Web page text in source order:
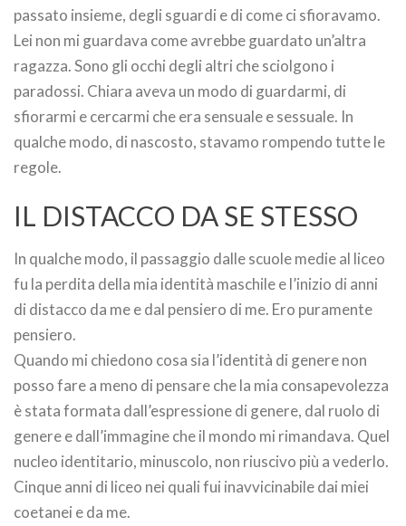
passato insieme, degli sguardi e di come ci sfioravamo.
Lei non mi guardava come avrebbe guardato un’altra
ragazza. Sono gli occhi degli altri che sciolgono i
paradossi. Chiara aveva un modo di guardarmi, di
sfiorarmi e cercarmi che era sensuale e sessuale. In
qualche modo, di nascosto, stavamo rompendo tutte le
regole.
IL DISTACCO DA SE STESSO
In qualche modo, il passaggio dalle scuole medie al liceo
fu la perdita della mia identità maschile e l’inizio di anni
di distacco da me e dal pensiero di me. Ero puramente
pensiero.
Quando mi chiedono cosa sia l’identità di genere non
posso fare a meno di pensare che la mia consapevolezza
è stata formata dall’espressione di genere, dal ruolo di
genere e dall’immagine che il mondo mi rimandava. Quel
nucleo identitario, minuscolo, non riuscivo più a vederlo.
Cinque anni di liceo nei quali fui inavvicinabile dai miei
coetanei e da me.